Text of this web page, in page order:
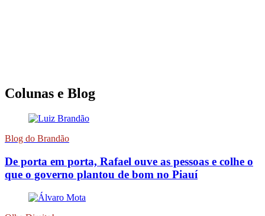
Colunas e Blog
Blog do Brandão
De porta em porta, Rafael ouve as pessoas e colhe o
que o governo plantou de bom no Piauí